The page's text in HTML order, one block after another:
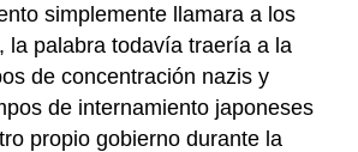
simplemente llamara a los
la palabra todavía traería a la
de concentración nazis y
de internamiento japoneses
propio gobierno durante la